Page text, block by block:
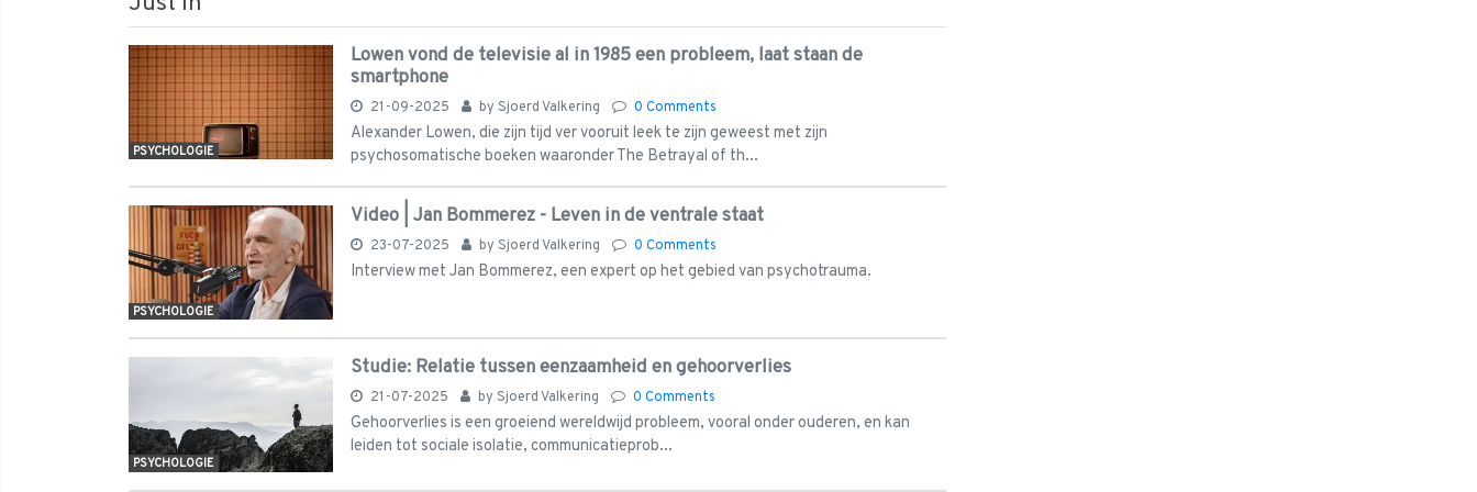
PSYCHOLOGIE
Lowen vond de televisie al in 1985 een probleem, laat staan de
smartphone
21-09-2025 by Sjoerd Valkering 0 Comments
Alexander Lowen, die zijn tijd ver vooruit leek te zijn geweest met zijn
psychosomatische boeken waaronder The Betrayal of th...
PSYCHOLOGIE
Video | Jan Bommerez - Leven in de ventrale staat
23-07-2025 by Sjoerd Valkering 0 Comments
Interview met Jan Bommerez, een expert op het gebied van psychotrauma.
PSYCHOLOGIE
Studie: Relatie tussen eenzaamheid en gehoorverlies
21-07-2025 by Sjoerd Valkering 0 Comments
Gehoorverlies is een groeiend wereldwijd probleem, vooral onder ouderen, en kan
leiden tot sociale isolatie, communicatieprob...